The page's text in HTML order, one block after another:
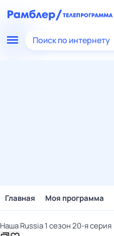
Поиск по интернету
Главная Моя программа
Наша Russia 1 сезон 20-я серия